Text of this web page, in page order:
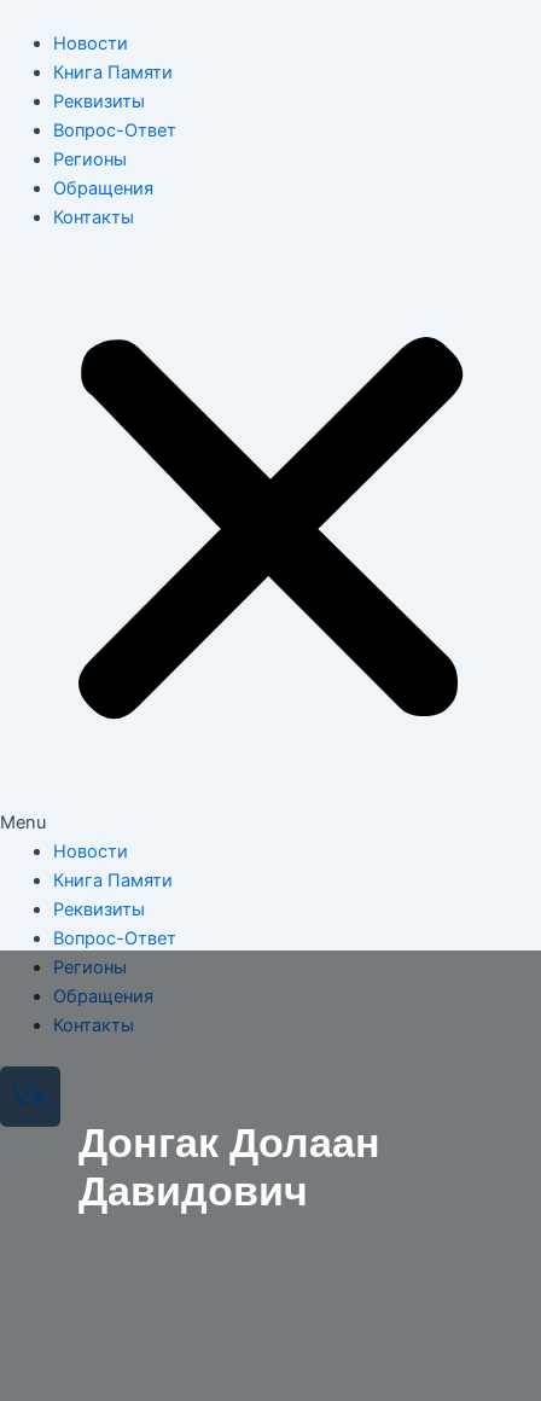
содержимому
Новости
Книга Памяти
Реквизиты
Вопрос-Ответ
Регионы
Обращения
Контакты
Menu
Новости
Книга Памяти
Реквизиты
Вопрос-Ответ
Регионы
Обращения
Контакты
Vk
Донгак Долаан
Давидович